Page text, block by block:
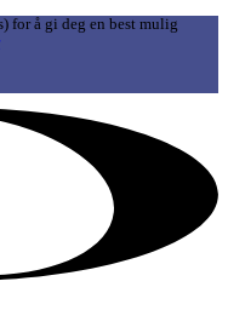
for å gi deg en best mulig